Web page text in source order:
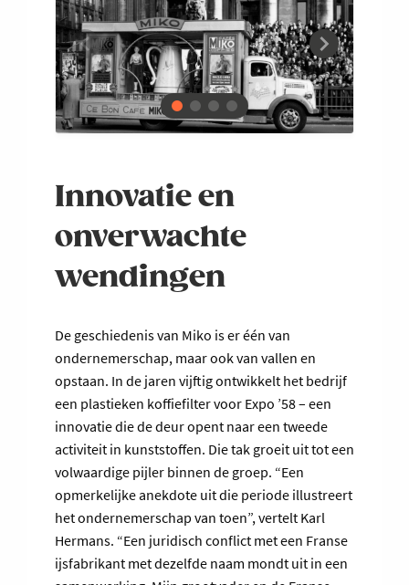
Innovatie en
onverwachte
wendingen
De geschiedenis van Miko is er één van
ondernemerschap, maar ook van vallen en
opstaan. In de jaren vijftig ontwikkelt het bedrijf
een plastieken koffiefilter voor Expo ’58 – een
innovatie die de deur opent naar een tweede
activiteit in kunststoffen. Die tak groeit uit tot een
volwaardige pijler binnen de groep. “Een
opmerkelijke anekdote uit die periode illustreert
het ondernemerschap van toen”, vertelt Karl
Hermans. “Een juridisch conflict met een Franse
ijsfabrikant met dezelfde naam mondt uit in een